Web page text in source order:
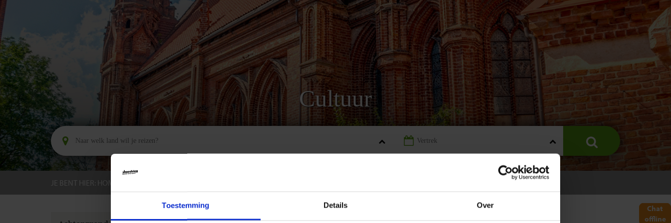
Toestemming Details Over
Chat
offline
Cultuur
JE BENT HIER: HOME
GROEPSREIZEN